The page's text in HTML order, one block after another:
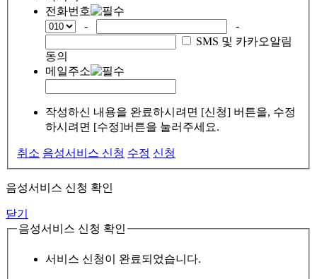
전화번호
-
-
SMS 및 카카오알림
동의
메일주소
작성하신 내용을 완료하시려면 [신청] 버튼을, 수정
하시려면 [수정]버튼을 눌러주세요.
취소 음성서비스 신청 수정 신청
음성서비스 신청 확인
닫기
음성서비스 신청 확인
서비스 신청이 완료되었습니다.